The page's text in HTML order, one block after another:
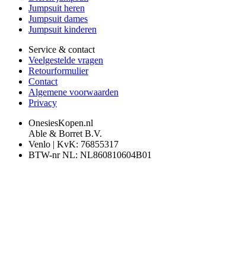
Jumpsuit heren
Jumpsuit dames
Jumpsuit kinderen
Service & contact
Veelgestelde vragen
Retourformulier
Contact
Algemene voorwaarden
Privacy
OnesiesKopen.nl
Able & Borret B.V.
Venlo | KvK: 76855317
BTW-nr NL: NL860810604B01